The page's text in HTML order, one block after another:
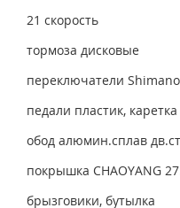
21 скорость
тормоза дисковые
переключатели Shimano
педали пластик,
обод алюмин.сплав
покрышка CHAOYANG
брызговики, бутылка